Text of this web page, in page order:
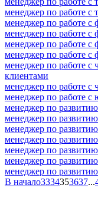
менеджер по работе с
менеджер по работе с
менеджер по работе с
менеджер по работе с
менеджер по работе с
менеджер по работе
клиентами
менеджер по работе с
менеджер по работе
менеджер по развитию
менеджер по развитию
менеджер по
менеджер по
менеджер по развитию
менеджер по
менеджер по
В начало3334353637...